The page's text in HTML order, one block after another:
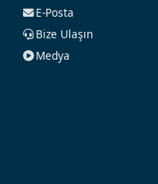
E-Posta
Bize Ulaşın
Medya